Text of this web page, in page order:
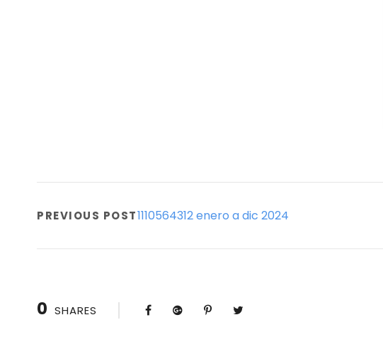
PREVIOUS POST1110564312 enero a dic 2024
0 SHARES